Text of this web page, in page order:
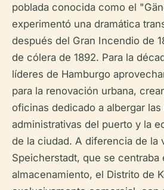
poblada conocida como el
experimentó una dramática
después del Gran Incendio de
de cólera de 1892. Para la
líderes de Hamburgo
para la renovación urbana,
oficinas dedicado a albergar
administrativas del puerto y la
de la ciudad. A diferencia de la
Speicherstadt, que se centraba
almacenamiento, el Distrito de